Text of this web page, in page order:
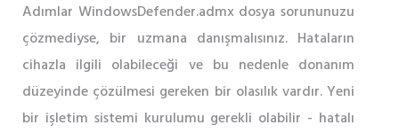
Adımlar WindowsDefender.admx dosya sorununuzu
çözmediyse, bir uzmana danışmalısınız. Hataların
cihazla ilgili olabileceği ve bu nedenle donanım
düzeyinde çözülmesi gereken bir olasılık vardır. Yeni
bir işletim sistemi kurulumu gerekli olabilir - hatalı